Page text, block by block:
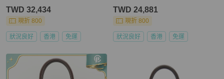
TWD 32,434
現折 800
狀況良好 香港 免運
TWD 24,881
現折 800
狀況良好 香港 免運